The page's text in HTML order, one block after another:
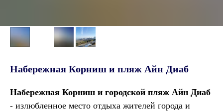
Набережная Корниш и пляж Айн Диаб
Набережная Корниши городской пляжАйн Диаб
- излюбленное место отдыха жителей города и